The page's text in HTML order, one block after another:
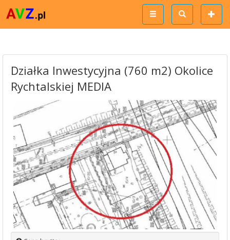
Działka Inwestycyjna (760 m2) Okolice
Rychtalskiej MEDIA